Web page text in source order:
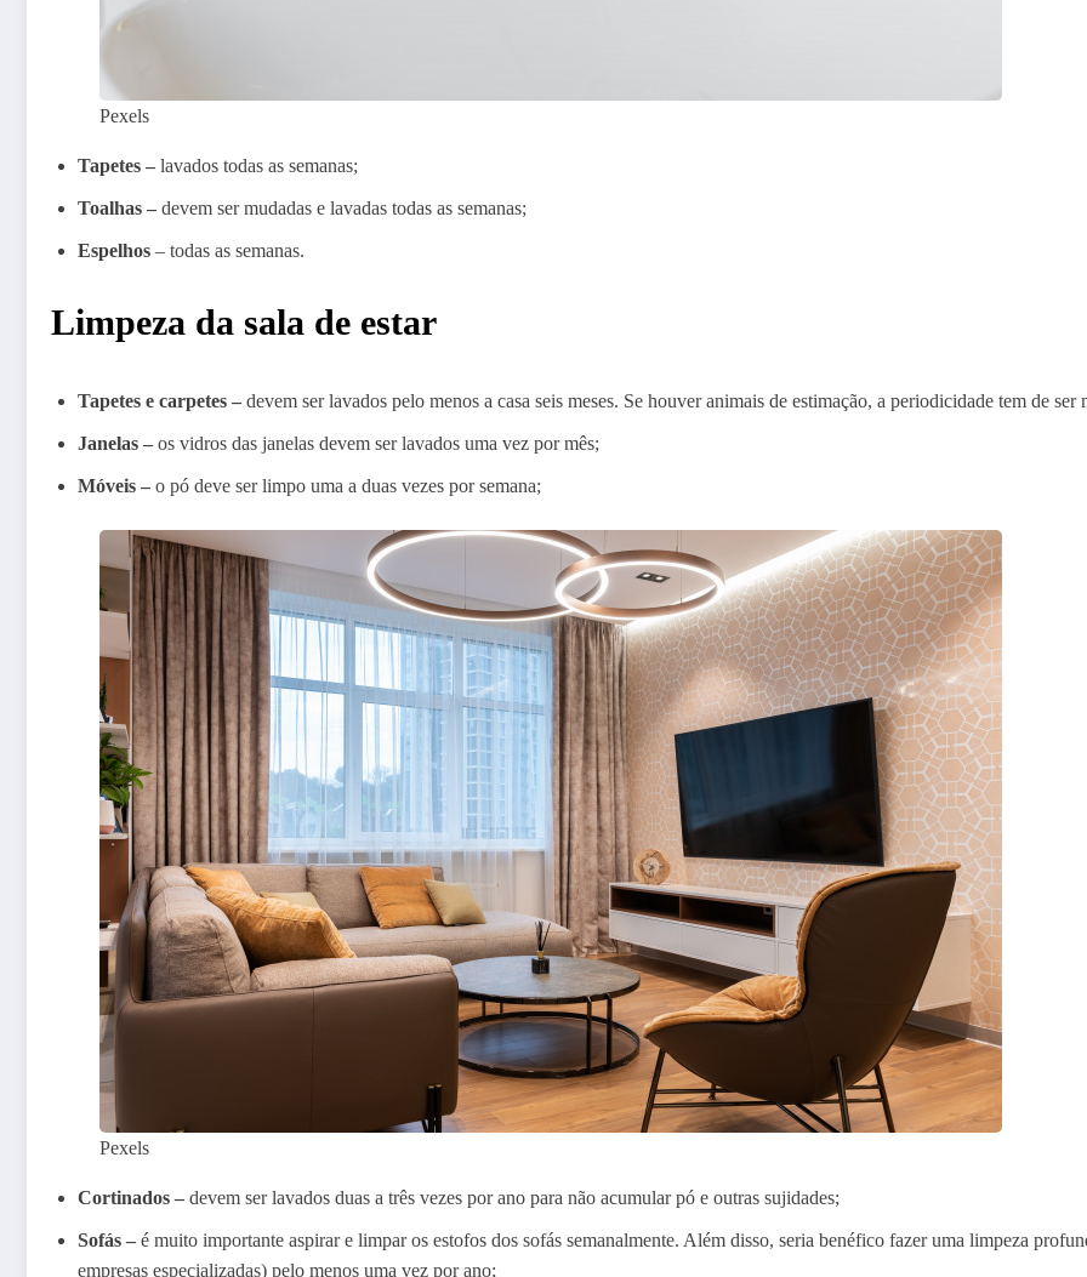
Pexels
Tapetes – lavados todas as semanas;
Toalhas – devem ser mudadas e lavadas todas as semanas;
Espelhos – todas as semanas.
Limpeza da sala de estar
Tapetes e carpetes – devem ser lavados pelo menos a casa seis meses. Se houver animais de estimação, a periodicidade tem de ser
Janelas – os vidros das janelas devem ser lavados uma vez por mês;
Móveis – o pó deve ser limpo uma a duas vezes por semana;
Pexels
Cortinados – devem ser lavados duas a três vezes por ano para não acumular pó e outras sujidades;
Sofás – é muito importante aspirar e limpar os estofos dos sofás semanalmente. Além disso, seria benéfico fazer uma limpeza
empresas especializadas) pelo menos uma vez por ano;